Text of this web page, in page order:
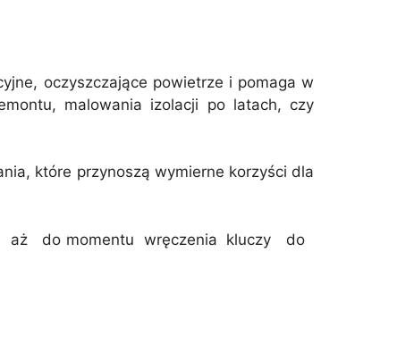
oczyszczające powietrze i pomaga w
malowania izolacji po latach, czy
które przynoszą wymierne korzyści dla
do momentu wręczenia kluczy do